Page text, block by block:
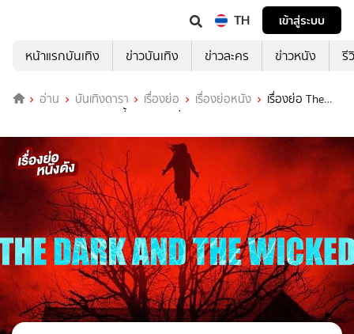
TH
เข้าสู่ระบบ
หน้าแรกบันเทิง
ข่าวบันเทิง ข่าวละคร ข่าวหนัง รี
อ่าน บันเทิงดารา เรื่องย่อ เรื่องย่อหนัง
เรื่องย่อ The
Dark and the Wicked เฮี้ยน หลอน ซ่อนวิญญาณ